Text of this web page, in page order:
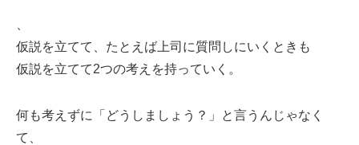
仮説を立てて、たとえば上司に質問しにいくときも
仮説を立てて2つの考えを持っていく。
何も考えずに「どうしましょう？」と言うんじゃなく
て、